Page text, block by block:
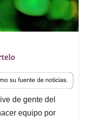
de gente del
equipo por